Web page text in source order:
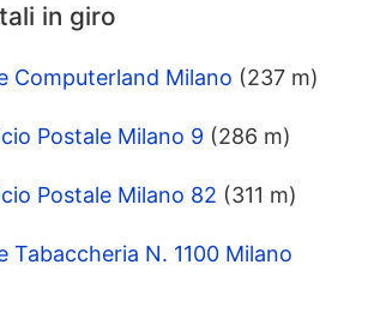
in giro
Computerland Milano (237 m)
Postale Milano 9 (286 m)
Postale Milano 82 (311 m)
Tabaccheria N. 1100 Milano